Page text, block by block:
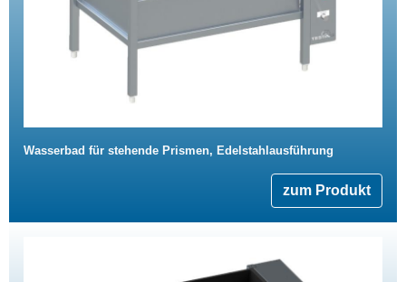
Wasserbad für stehende Prismen, Edelstahlausführung
zum Produkt